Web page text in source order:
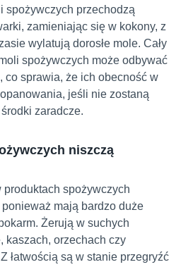
spożywczych przechodzą
zamieniając się w kokony, z
wylatują dorosłe mole. Cały
spożywczych może odbywać
co sprawia, że ich obecność w
jeśli nie zostaną
zaradcze.
niszczą
spożywczych
mają bardzo duże
Żerują w suchych
kaszach, orzechach czy
łatwością są w stanie przegryźć